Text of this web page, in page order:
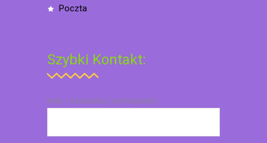
poczta
Szybki Kontakt:
Imię i nazwisko (wymagane)